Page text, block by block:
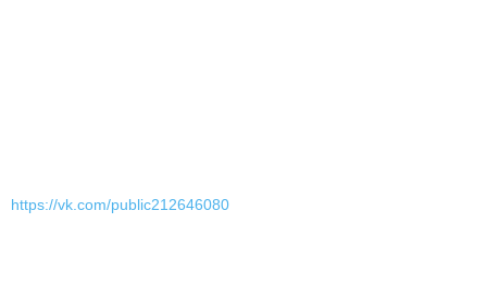
https://vk.com/public212646080